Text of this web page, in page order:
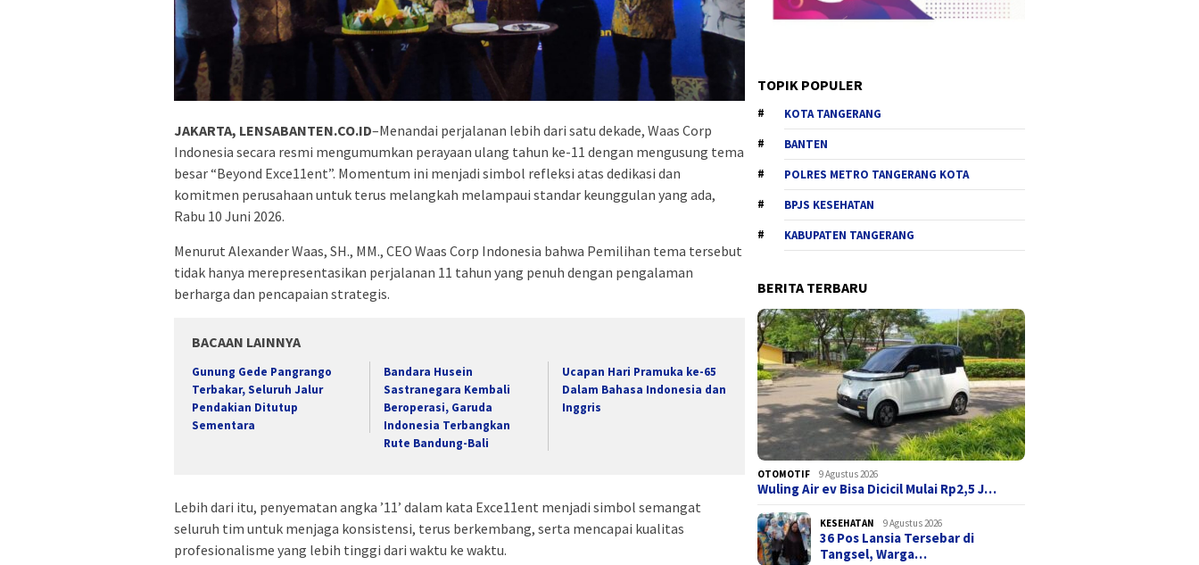
JAKARTA, LENSABANTEN.CO.ID–Menandai perjalanan lebih dari satu dekade, Waas Corp
Indonesia secara resmi mengumumkan perayaan ulang tahun ke-11 dengan mengusung tema
besar “Beyond Exce11ent”. Momentum ini menjadi simbol refleksi atas dedikasi dan
komitmen perusahaan untuk terus melangkah melampaui standar keunggulan yang ada,
Rabu 10 Juni 2026.
Menurut Alexander Waas, SH., MM., CEO Waas Corp Indonesia bahwa Pemilihan tema tersebut
tidak hanya merepresentasikan perjalanan 11 tahun yang penuh dengan pengalaman
berharga dan pencapaian strategis.
BACAAN LAINNYA
Gunung Gede Pangrango
Terbakar, Seluruh Jalur
Pendakian Ditutup
Sementara
Bandara Husein
Sastranegara Kembali
Beroperasi, Garuda
Indonesia Terbangkan
Rute Bandung-Bali
Ucapan Hari Pramuka ke-65
Dalam Bahasa Indonesia dan
Inggris
Lebih dari itu, penyematan angka ’11’ dalam kata Exce11ent menjadi simbol semangat
seluruh tim untuk menjaga konsistensi, terus berkembang, serta mencapai kualitas
profesionalisme yang lebih tinggi dari waktu ke waktu.
TOPIK POPULER
KOTA TANGERANG
BANTEN
POLRES METRO TANGERANG KOTA
BPJS KESEHATAN
KABUPATEN TANGERANG
BERITA TERBARU
OTOMOTIF 9 Agustus 2026
Wuling Air ev Bisa Dicicil Mulai Rp2,5 J…
KESEHATAN 9 Agustus 2026
36 Pos Lansia Tersebar di
Tangsel, Warga…